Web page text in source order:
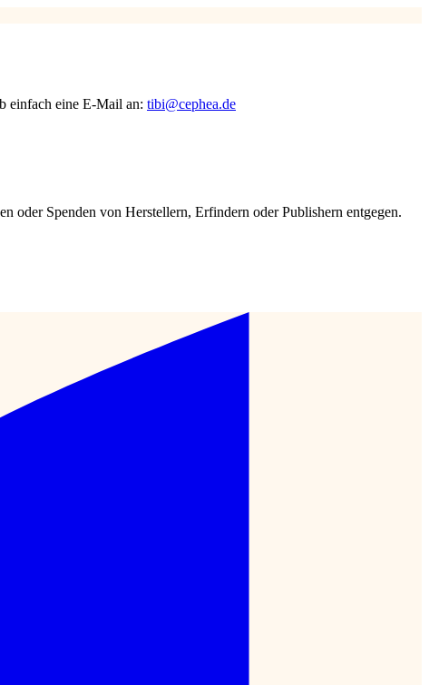
einfach eine E-Mail an: tibi@cephea.de
oder Spenden von Herstellern, Erfindern oder Publishern entgegen.